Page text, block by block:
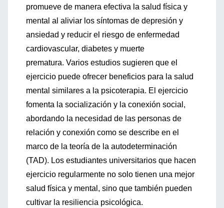
promueve de manera efectiva la salud física y
mental al aliviar los síntomas de depresión y
ansiedad y reducir el riesgo de enfermedad
cardiovascular, diabetes y muerte
prematura. Varios estudios sugieren que el
ejercicio puede ofrecer beneficios para la salud
mental similares a la psicoterapia. E l ejercicio
fomenta la socialización y la conexión social,
abordando la necesidad de las personas de
relación y conexión como se describe en el
marco de la teoría de la autodeterminación
(TAD). Los estudiantes universitarios que hacen
ejercicio regularmente no solo tienen una mejor
salud física y mental, sino que también pueden
cultivar la resiliencia psicológica.